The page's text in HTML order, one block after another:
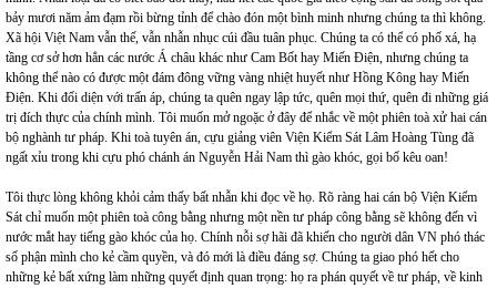
bảy mươi năm ảm đạm rồi bừng tỉnh để chào đón một bình minh nhưng chúng ta thì không.
Xã hội Việt Nam vẫn thế, vẫn nhẫn nhục cúi đầu tuân phục. Chúng ta có thể có phố xá, hạ
tầng cơ sở hơn hẳn các nước Á châu khác như Cam Bốt hay Miến Điện, nhưng chúng ta
không thể nào có được một đám đông vững vàng nhiệt huyết như Hồng Kông hay Miến
Điện. Khi đối diện với trấn áp, chúng ta quên ngay lập tức, quên mọi thứ, quên đi những giá
trị đích thực của chính mình. Tôi muốn mở ngoặc ở đây để nhắc về một phiên toà xử hai cán
bộ nghành tư pháp. Khi toà tuyên án, cựu giảng viên Viện Kiểm Sát Lâm Hoàng Tùng đã
ngất xỉu trong khi cựu phó chánh án Nguyễn Hải Nam thì gào khóc, gọi bố kêu oan!
Tôi thực lòng không khỏi cảm thấy bất nhẫn khi đọc về họ. Rõ ràng hai cán bộ Viện Kiểm
Sát chỉ muốn một phiên toà công bằng nhưng một nền tư pháp công bằng sẽ không đến vì
nước mắt hay tiếng gào khóc của họ. Chính nỗi sợ hãi đã khiến cho người dân VN phó thác
số phận mình cho kẻ cầm quyền, và đó mới là điều đáng sợ. Chúng ta giao phó hết cho
những kẻ bất xứng làm những quyết định quan trọng: họ ra phán quyết về tư pháp, về kinh